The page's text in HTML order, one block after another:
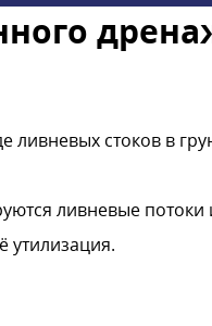
стоков в
ливневые потоки
утилизация.